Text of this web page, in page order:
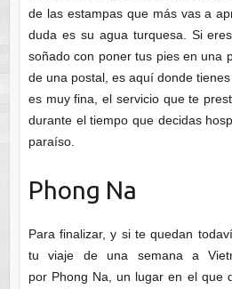
de las estampas que más vas a
duda es su agua turquesa. Si
soñado con poner tus pies en una
de una postal, es aquí donde
es muy fina, el servicio que te
durante el tiempo que decidas
paraíso.
Phong Na
Para finalizar, y si te quedan
tu viaje de una semana a
por Phong Na, un lugar en el que